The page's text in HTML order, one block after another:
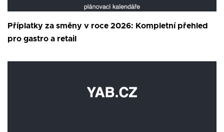
Příplatky za směny v roce 2026: Kompletní přehled
pro gastro a retail